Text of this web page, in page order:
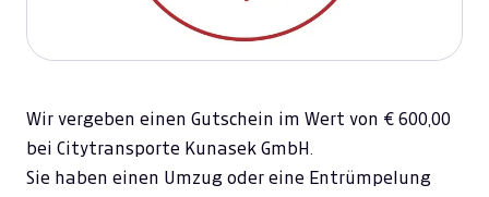
Wir vergeben einen Gutschein im Wert von € 600,00
bei Citytransporte Kunasek GmbH.
Sie haben einen Umzug oder eine Entrümpelung